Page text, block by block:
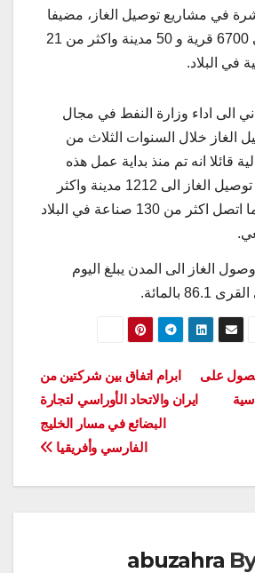
في مشاريع توصيل الغاز، مضيفا
انه توصل الغاز الى 6700 قرية و 50 مدينة واكثر من 21
الى اداء وزارة النفط في مجال
الغاز خلال السنوات الثلاث من
قائلا انه تم منذ بداية عمل هذه
الحكومة استكمال توصيل الغاز الى 1212 مدينة واكثر
من 1000 قرية، كما اتصل اكثر من 130 صناعة في البلاد
الغاز الى المدن يبلغ اليوم
ابرام اتفاق بين شركتين من
ايران والاتحاد الأوراسي لتجارة
البضائع في مسار الخليج
الفارسي وأفريقيا
على
By
abuzahra